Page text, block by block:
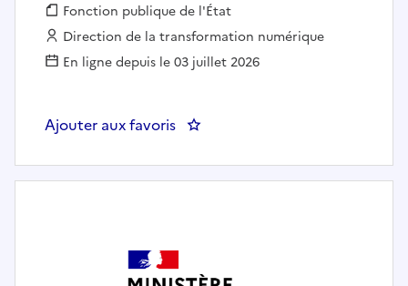
Fonction publique :
Fonction publique de l'État
Employeur :
Direction de la transformation numérique
En ligne depuis le 03 juillet 2026
Ajouter aux favoris : DTNUM 75 - DPFSF -